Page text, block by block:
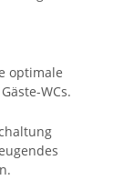
optimale
WCs.